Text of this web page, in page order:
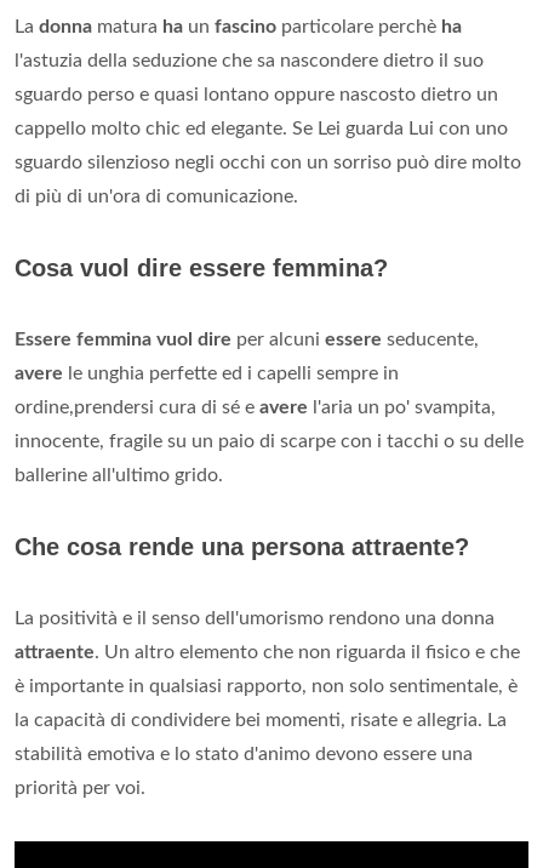
La donna matura ha un fascino particolare perchè ha
l'astuzia della seduzione che sa nascondere dietro il suo
sguardo perso e quasi lontano oppure nascosto dietro un
cappello molto chic ed elegante. Se Lei guarda Lui con uno
sguardo silenzioso negli occhi con un sorriso può dire molto
di più di un'ora di comunicazione.
Cosa vuol dire essere femmina?
Essere femmina vuol dire per alcuni essere seducente,
avere le unghia perfette ed i capelli sempre in
ordine,prendersi cura di sé e avere l'aria un po' svampita,
innocente, fragile su un paio di scarpe con i tacchi o su delle
ballerine all'ultimo grido.
Che cosa rende una persona attraente?
La positività e il senso dell'umorismo rendono una donna
attraente. Un altro elemento che non riguarda il fisico e che
è importante in qualsiasi rapporto, non solo sentimentale, è
la capacità di condividere bei momenti, risate e allegria. La
stabilità emotiva e lo stato d'animo devono essere una
priorità per voi.